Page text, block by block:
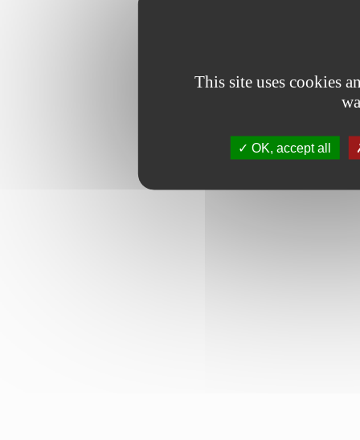
This site uses cookies
OK, accept all